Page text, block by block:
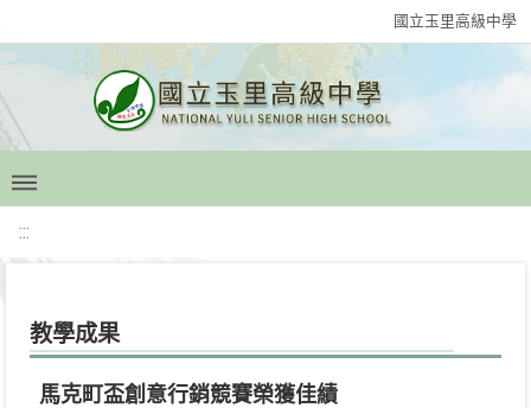
國立玉里高級中學
:::
教學成果
馬克町盃創意行銷競賽榮獲佳績